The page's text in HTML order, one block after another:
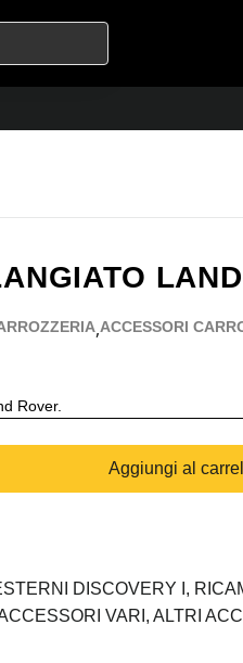
,ACCESSORI
Rover.
Aggiungi al
DISCOVERY I,
VARI, ALTRI